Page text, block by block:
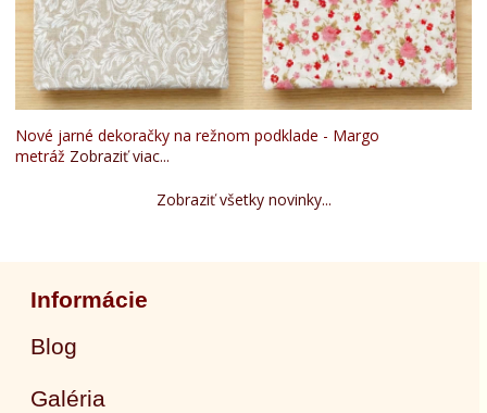
Nové jarné dekoračky na režnom podklade - Margo
metráž Zobraziť viac...
Zobraziť všetky novinky...
Informácie
Blog
Galéria